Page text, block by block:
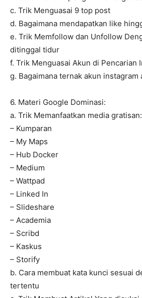
c. Trik Menguasai 9 top post
d. Bagaimana mendapatkan like
e. Trik Memfollow dan Unfollow
ditinggal tidur
f. Trik Menguasai Akun di Pencarian
g. Bagaimana ternak akun instagram
6. Materi Google Dominasi:
a. Trik Memanfaatkan media gratisan:
– Kumparan
– My Maps
– Hub Docker
– Medium
– Wattpad
– Linked In
– Slideshare
– Academia
– Scribd
– Kaskus
– Storify
b. Cara membuat kata kunci sesuai
tertentu